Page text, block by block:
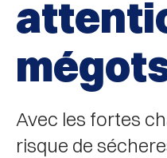
Avec les fortes
risque de